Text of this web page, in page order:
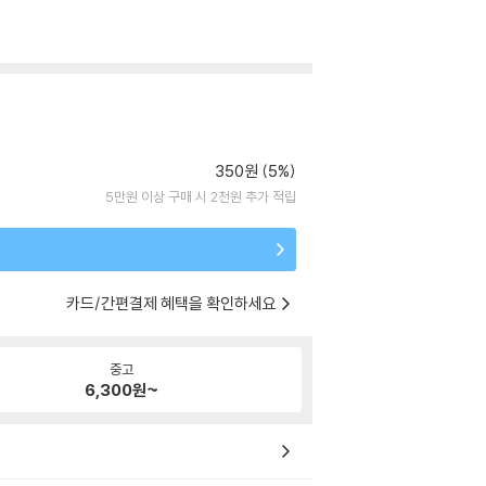
350원 (5%)
5만원 이상 구매 시 2천원 추가 적립
카드/간편결제 혜택을 확인하세요
중고
6,300원~